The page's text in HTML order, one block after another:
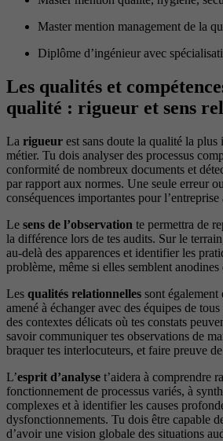
Master mention management de la
Diplôme d’ingénieur avec
Les qualités et
qualité : rigueur et sens
La rigueur est sans doute la qualité la
métier. Tu dois analyser des processus
conformité de nombreux documents et
par rapport aux normes. Une seule erreur
conséquences importantes pour l’entreprise
Le sens de l’observation te permettra de
la différence lors de tes audits. Sur le
au-delà des apparences et identifier les
problème, même si elles semblent
Les qualités relationnelles sont également
amené à échanger avec des équipes de
des contextes délicats où tes constats
savoir communiquer tes observations de
braquer tes interlocuteurs, et faire preuve
L’esprit d’analyse t’aidera à comprendre
fonctionnement de processus variés, à
complexes et à identifier les causes
dysfonctionnements. Tu dois être capable
d’avoir une vision globale des situations